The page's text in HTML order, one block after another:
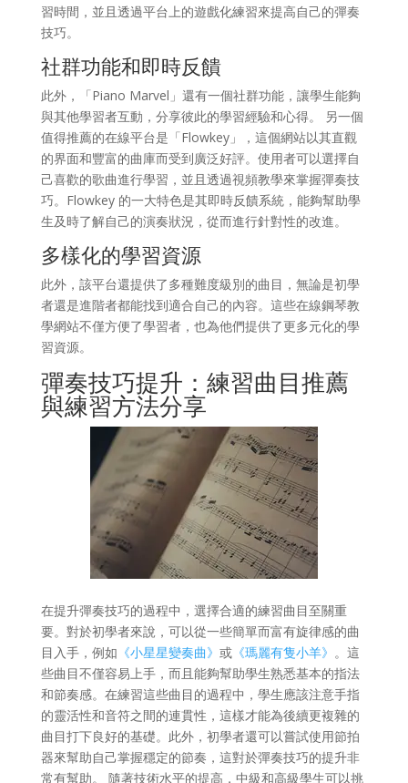
習時間，並且透過平台上的遊戲化練習來提高自己的彈奏
技巧。
社群功能和即時反饋
此外，「Piano Marvel」還有一個社群功能，讓學生能夠
與其他學習者互動，分享彼此的學習經驗和心得。 另一個
值得推薦的在線平台是「Flowkey」，這個網站以其直觀
的界面和豐富的曲庫而受到廣泛好評。使用者可以選擇自
己喜歡的歌曲進行學習，並且透過視頻教學來掌握彈奏技
巧。Flowkey 的一大特色是其即時反饋系統，能夠幫助學
生及時了解自己的演奏狀況，從而進行針對性的改進。
多樣化的學習資源
此外，該平台還提供了多種難度級別的曲目，無論是初學
者還是進階者都能找到適合自己的內容。這些在線鋼琴教
學網站不僅方便了學習者，也為他們提供了更多元化的學
習資源。
彈奏技巧提升：練習曲目推薦
與練習方法分享
在提升彈奏技巧的過程中，選擇合適的練習曲目至關重
要。對於初學者來說，可以從一些簡單而富有旋律感的曲
目入手，例如 《小星星變奏曲》 或《瑪麗有隻小羊》 。這
些曲目不僅容易上手，而且能夠幫助學生熟悉基本的指法
和節奏感。在練習這些曲目的過程中，學生應該注意手指
的靈活性和音符之間的連貫性，這樣才能為後續更複雜的
曲目打下良好的基礎。此外，初學者還可以嘗試使用節拍
器來幫助自己掌握穩定的節奏，這對於彈奏技巧的提升非
常有幫助。 隨著技術水平的提高，中級和高級學生可以挑